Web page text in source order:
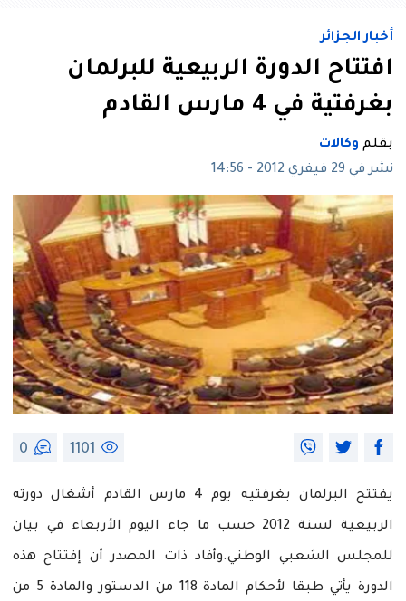
أخبار الجزائر
افتتاح الدورة الربيعية للبرلمان
بغرفتية في 4 مارس القادم
بقلم وكالات
نشر في 29 فيفري 2012 - 14:56
1101
0
يفتتح البرلمان بغرفتيه يوم 4 مارس القادم أشغال دورته
الربيعية لسنة 2012 حسب ما جاء اليوم الأربعاء في بيان
للمجلس الشعبي الوطني.وأفاد ذات المصدر أن إفتتاح هذه
الدورة يأتي طبقا لأحكام المادة 118 من الدستور والمادة 5 من